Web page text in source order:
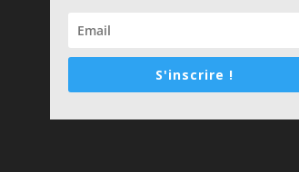
S'inscrire !